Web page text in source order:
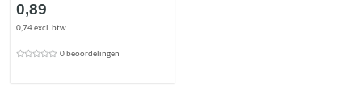
0,89
0,74 excl. btw
0 beoordelingen